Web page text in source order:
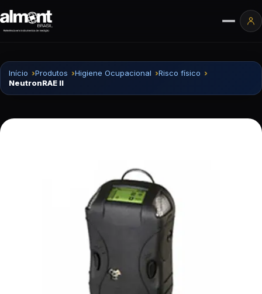
Início Produtos Higiene Ocupacional
Risco físico
NeutronRAE II